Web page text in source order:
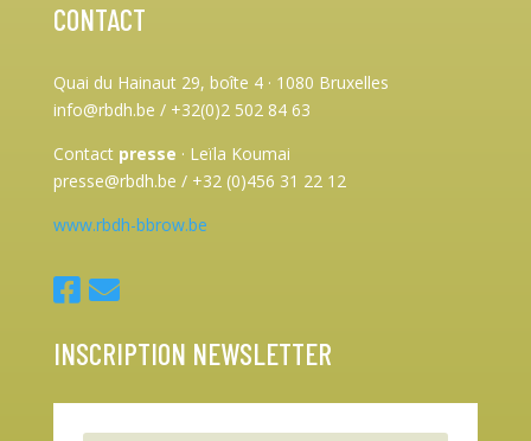
CONTACT
Quai du Hainaut 29, boîte 4 · 1080 Bruxelles
info@rbdh.be / +32(0)2 502 84 63
Contact presse · Leïla Koumai
presse@rbdh.be / +32 (0)456 31 22 12
www.rbdh-bbrow.be
INSCRIPTION NEWSLETTER